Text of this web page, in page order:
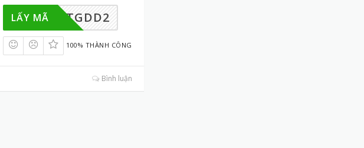
PAYTGDD2
LẤY MÃ
100% THÀNH CÔNG
Bình luận